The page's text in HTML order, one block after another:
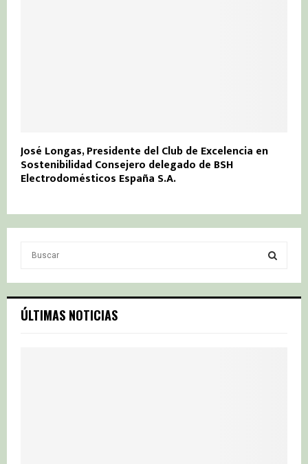
José Longas, Presidente del Club de Excelencia en
Sostenibilidad Consejero delegado de BSH
Electrodomésticos España S.A.
c
h
S
ÚLTIMAS NOTICIAS